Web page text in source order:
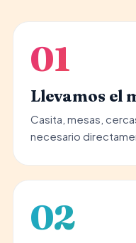
01
Llevamos el
Casita, mesas,
necesario
02